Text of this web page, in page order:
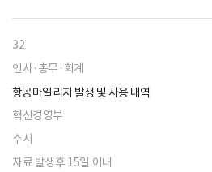
32
인사·총무·회계
항공마일리지 발생 및 사용 내역
혁신경영부
수시
자료 발생후 15일 이내